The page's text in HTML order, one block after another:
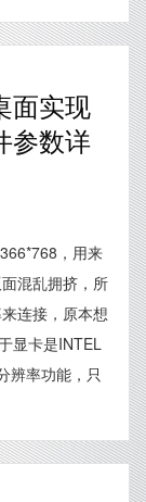
面实现
参数详
，用来
混乱拥挤，所
连接，原本想
显卡是INTEL
辨率功能，只